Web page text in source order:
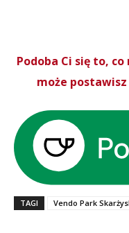
Podoba Ci się to,
może
TAGI Vendo Park